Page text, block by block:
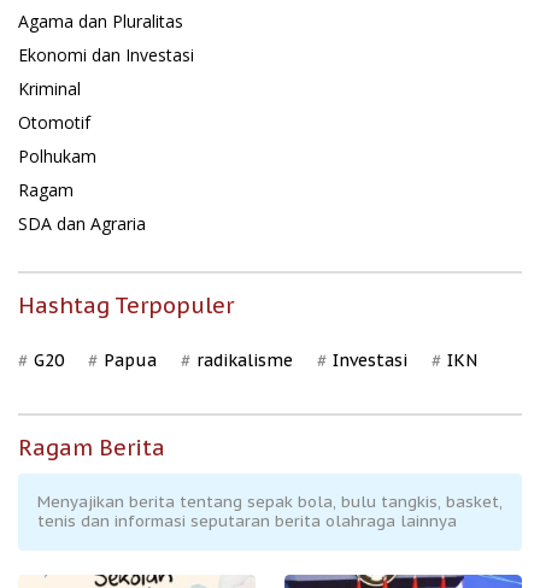
Agama dan Pluralitas
Ekonomi dan Investasi
Kriminal
Otomotif
Polhukam
Ragam
SDA dan Agraria
Hashtag Terpopuler
G20 Papua radikalisme Investasi IKN
Ragam Berita
Menyajikan berita tentang sepak bola, bulu tangkis, basket,
tenis dan informasi seputaran berita olahraga lainnya